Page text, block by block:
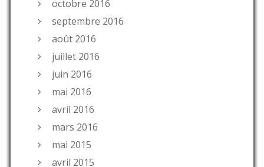
octobre 2016
septembre 2016
août 2016
juillet 2016
juin 2016
mai 2016
avril 2016
mars 2016
mai 2015
avril 2015